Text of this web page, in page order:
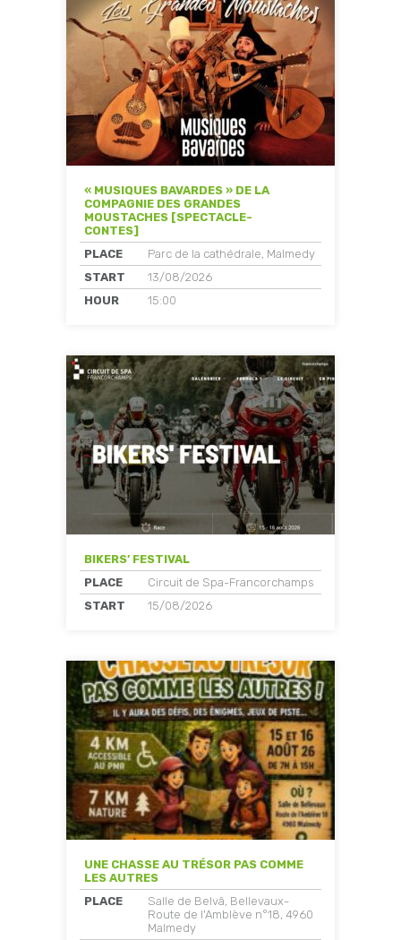
« MUSIQUES BAVARDES » DE LA
COMPAGNIE DES GRANDES
MOUSTACHES [SPECTACLE-
CONTES]
PLACE
Parc de la cathédrale, Malmedy
START
13/08/2026
HOUR
15:00
BIKERS’ FESTIVAL
PLACE
Circuit de Spa-Francorchamps
START
15/08/2026
UNE CHASSE AU TRÉSOR PAS COMME
LES AUTRES
PLACE
Salle de Belvâ, Bellevaux-
Route de l'Amblève n°18, 4960
Malmedy